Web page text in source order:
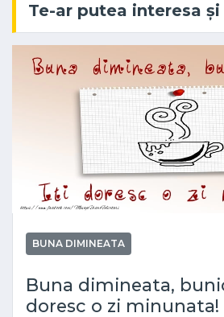
Te-ar putea interesa
BUNA DIMINEATA
Buna dimineata,
doresc o zi minunata!